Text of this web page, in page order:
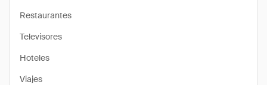
Restaurantes
Televisores
Hoteles
Viajes